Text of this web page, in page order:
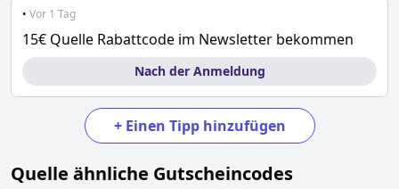
• Vor 1 Tag
15€ Quelle Rabattcode im Newsletter bekommen
Nach der Anmeldung
+ Einen Tipp hinzufügen
Quelle ähnliche Gutscheincodes